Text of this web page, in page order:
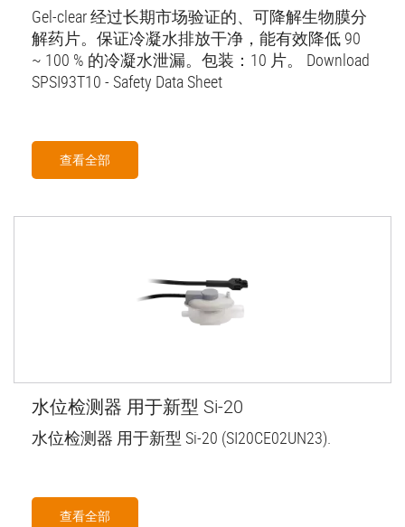
Gel-clear 经过长期市场验证的、可降解生物膜分
解药片。保证冷凝水排放干净，能有效降低 90
~ 100 % 的冷凝水泄漏。包装：10 片。 Download
SPSI93T10 - Safety Data Sheet
查看全部
水位检测器 用于新型 Si-20
水位检测器 用于新型 Si-20 (SI20CE02UN23).
查看全部